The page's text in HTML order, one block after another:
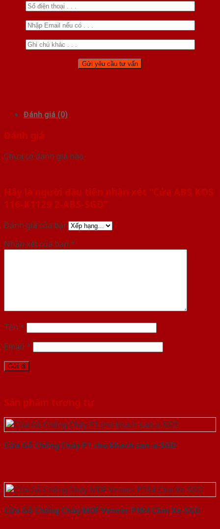
Đánh giá (0)
Đánh giá
Chưa có đánh giá nào.
Hãy là người đầu tiên nhận xét “Cửa ABS KOS
116-K1129 2-ABS-SGD”
Đánh giá của bạn
Nhận xét của bạn *
Tên *
Email *
Sản phẩm tương tự
Cửa Gỗ Chống Cháy P1 cho khach san-a-SGD
Cửa Gỗ Chống Cháy MDF Veneer P1R4 Căm Xe-SGD